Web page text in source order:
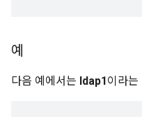
예
다음 예에서는 ldap1이라는